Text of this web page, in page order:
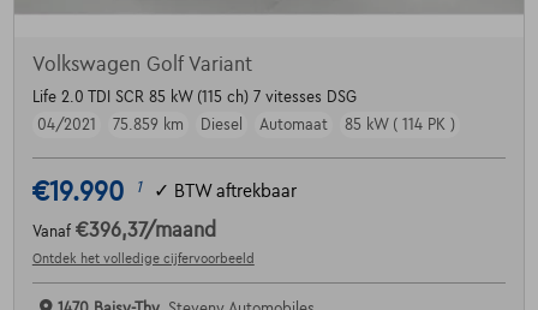
Volkswagen Golf Variant
Life 2.0 TDI SCR 85 kW (115 ch) 7 vitesses DSG
04/2021
75.859 km Diesel Automaat 85 kW ( 114 PK )
€19.990 1 ✓ BTW aftrekbaar
Vanaf €396,37/maand
Ontdek het volledige cijfervoorbeeld